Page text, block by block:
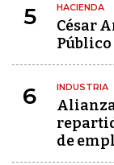
5 HACIENDA
César
6 INDUSTRIA
de